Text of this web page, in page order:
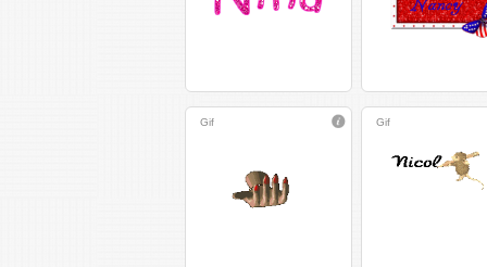
Gif Gif